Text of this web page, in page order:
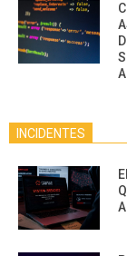
INCIDENTES